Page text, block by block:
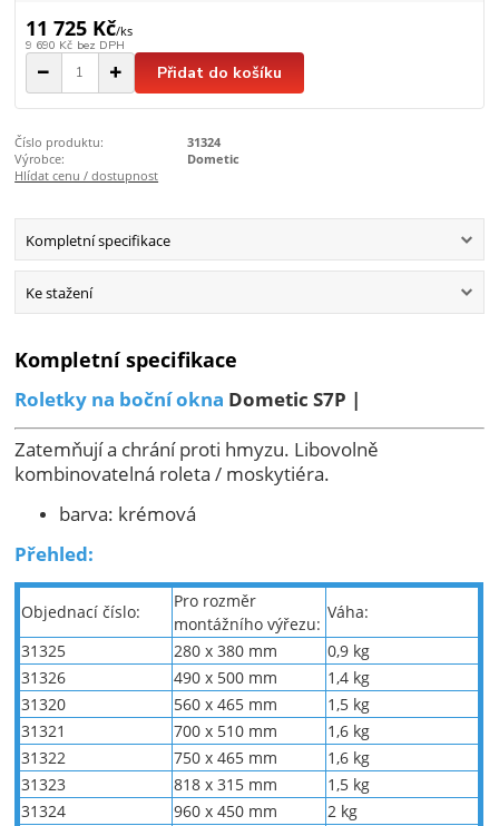
11 725 Kč/ks
9 690 Kč bez DPH
Přidat do košíku
Číslo produktu:
31324
Výrobce:
Dometic
Hlídat cenu / dostupnost
Kompletní specifikace
Ke stažení
Kompletní specifikace
Roletky na boční okna Dometic S7P |
Zatemňují a chrání proti hmyzu. Libovolně
kombinovatelná roleta / moskytiéra.
barva: krémová
Přehled:
Objednací číslo:
Pro rozměr
montážního výřezu:
Váha:
31325
280 x 380 mm
0,9 kg
31326
490 x 500 mm
1,4 kg
31320
560 x 465 mm
1,5 kg
31321
700 x 510 mm
1,6 kg
31322
750 x 465 mm
1,6 kg
31323
818 x 315 mm
1,5 kg
31324
960 x 450 mm
2 kg